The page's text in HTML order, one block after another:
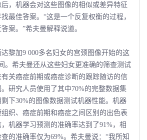
，机器会对这些图像的相似或差异特征
最佳答案。“这是一个反复权衡的过程，
案。”希夫曼解释说道。
加9 000多名妇女的宫颈图像开始的这
。希夫曼还从这些妇女更准确的筛查测试
关癌症前期或癌症诊断的跟踪随访的信
研究人员使用了其中70%的完整数据集
下30%的图像数据测试机器性能。机器
织、癌症前期和癌症之间区别的出色表
机器学习预测的准确率达到了91%，相
的准确率仅为69%。希夫曼说：“我所知